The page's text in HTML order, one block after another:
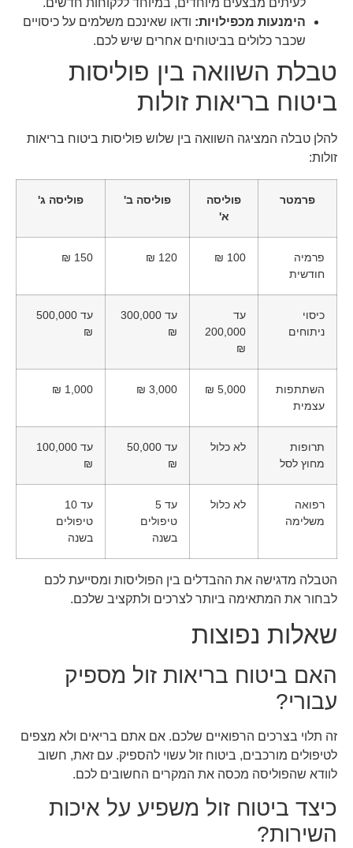
לעיתים מבצעים מיוחדים, במיוחד ללקוחות חדשים.
הימנעות מכפילויות:ודאו שאינכם משלמים על כיסויים
שכבר כלולים בביטוחים אחרים שיש לכם.
טבלת השוואה בין פוליסות
ביטוח בריאות זולות
להלן טבלה המציגה השוואה בין שלוש פוליסות ביטוח בריאות
זולות:
פרמטר
פוליסה
א'
פוליסה ב' פוליסה ג'
פרמיה
חודשית
100 ₪
120 ₪
150 ₪
כיסוי
ניתוחים
עד
200,000
₪
עד 300,000
₪
עד 500,000
₪
השתתפות
עצמית
5,000 ₪
3,000 ₪
1,000 ₪
תרופות
מחוץ לסל
לא כלול
עד 50,000
₪
עד 100,000
₪
רפואה
משלימה
לא כלול
עד 5
טיפולים
בשנה
עד 10
טיפולים
בשנה
הטבלה מדגישה את ההבדלים בין הפוליסות ומסייעת לכם
לבחור את המתאימה ביותר לצרכים ולתקציב שלכם.
שאלות נפוצות
האם ביטוח בריאות זול מספיק
עבורי?
זה תלוי בצרכים הרפואיים שלכם. אם אתם בריאים ולא מצפים
לטיפולים מורכבים, ביטוח זול עשוי להספיק. עם זאת, חשוב
לוודא שהפוליסה מכסה את המקרים החשובים לכם.
כיצד ביטוח זול משפיע על איכות
השירות?